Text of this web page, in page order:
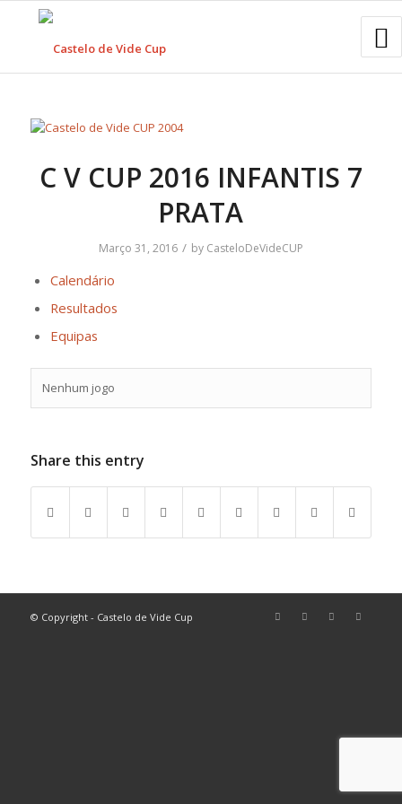
C V CUP 2016 INFANTIS 7
PRATA
Março 31, 2016 / by CasteloDeVideCUP
Calendário
Resultados
Equipas
Nenhum jogo
Share this entry
© Copyright - Castelo de Vide Cup